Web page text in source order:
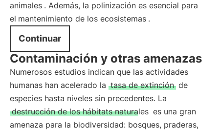
animales . Además, la polinización es esencial para
el mantenimiento de los ecosistemas .
Continuar
Contaminación y otras amenazas
Numerosos estudios indican que las actividades
humanas han acelerado la tasa de extinción de
especies hasta niveles sin precedentes. La
destrucción de los hábitats naturales es una gran
amenaza para la biodiversidad: bosques, praderas,